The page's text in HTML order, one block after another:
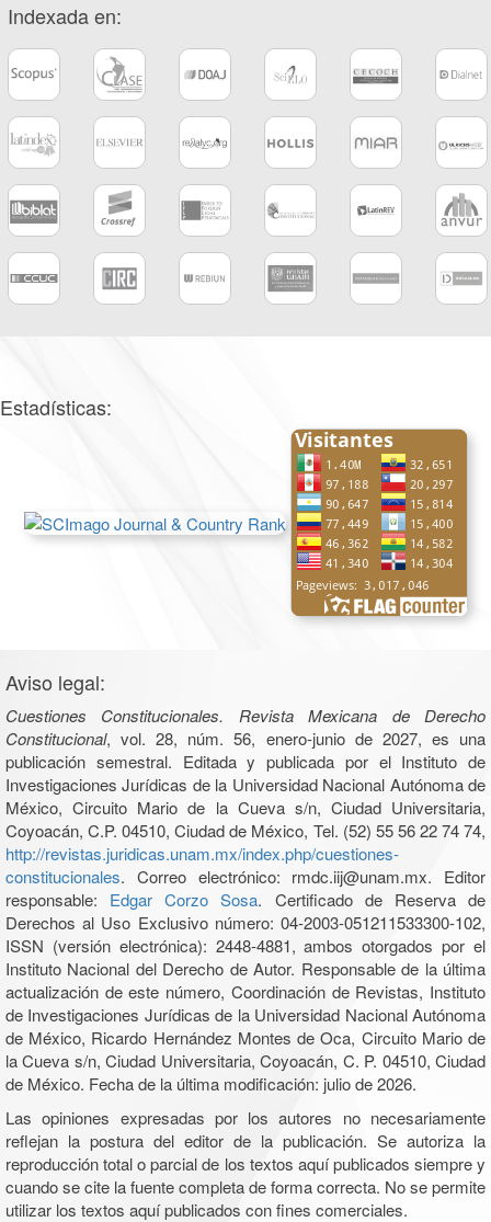
Indexada en:
Estadísticas:
Aviso legal:
Cuestiones Constitucionales. Revista Mexicana de Derecho
Constitucional, vol. 28, núm. 56, enero-junio de 2027, es una
publicación semestral. Editada y publicada por el Instituto de
Investigaciones Jurídicas de la Universidad Nacional Autónoma de
México, Circuito Mario de la Cueva s/n, Ciudad Universitaria,
Coyoacán, C.P. 04510, Ciudad de México, Tel. (52) 55 56 22 74 74,
http://revistas.juridicas.unam.mx/index.php/cuestiones-
constitucionales. Correo electrónico: rmdc.iij@unam.mx. Editor
responsable: Edgar Corzo Sosa. Certificado de Reserva de
Derechos al Uso Exclusivo número: 04-2003-051211533300-102,
ISSN (versión electrónica): 2448-4881, ambos otorgados por el
Instituto Nacional del Derecho de Autor. Responsable de la última
actualización de este número, Coordinación de Revistas, Instituto
de Investigaciones Jurídicas de la Universidad Nacional Autónoma
de México, Ricardo Hernández Montes de Oca, Circuito Mario de
la Cueva s/n, Ciudad Universitaria, Coyoacán, C. P. 04510, Ciudad
de México. Fecha de la última modificación: julio de 2026.
Las opiniones expresadas por los autores no necesariamente
reflejan la postura del editor de la publicación. Se autoriza la
reproducción total o parcial de los textos aquí publicados siempre y
cuando se cite la fuente completa de forma correcta. No se permite
utilizar los textos aquí publicados con fines comerciales.